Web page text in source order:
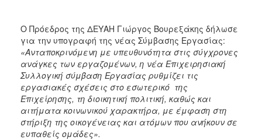
Ο Πρόεδρος της ΔΕΥΑΗ Γιώργος Βουρεξάκης δήλωσε
για την υπογραφή της νέας Σύμβασης Εργασίας:
«Ανταποκρινόμενη με υπευθυνότητα στις σύγχρονες
ανάγκες των εργαζομένων, η νέα Επιχειρησιακή
Συλλογική σύμβαση Εργασίας ρυθμίζει τις
εργασιακές σχέσεις στο εσωτερικό της
Επιχείρησης, τη διοικητική πολιτική, καθώς και
αιτήματα κοινωνικού χαρακτήρα, με έμφαση στη
στήριξη της οικογένειας και ατόμων που ανήκουν σε
ευπαθείς ομάδες».